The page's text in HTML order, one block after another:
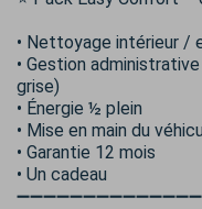
• Nettoyage intérieur /
• Gestion
grise)
• Énergie ½ plein
• Mise en main du
• Garantie 12 mois
• Un cadeau